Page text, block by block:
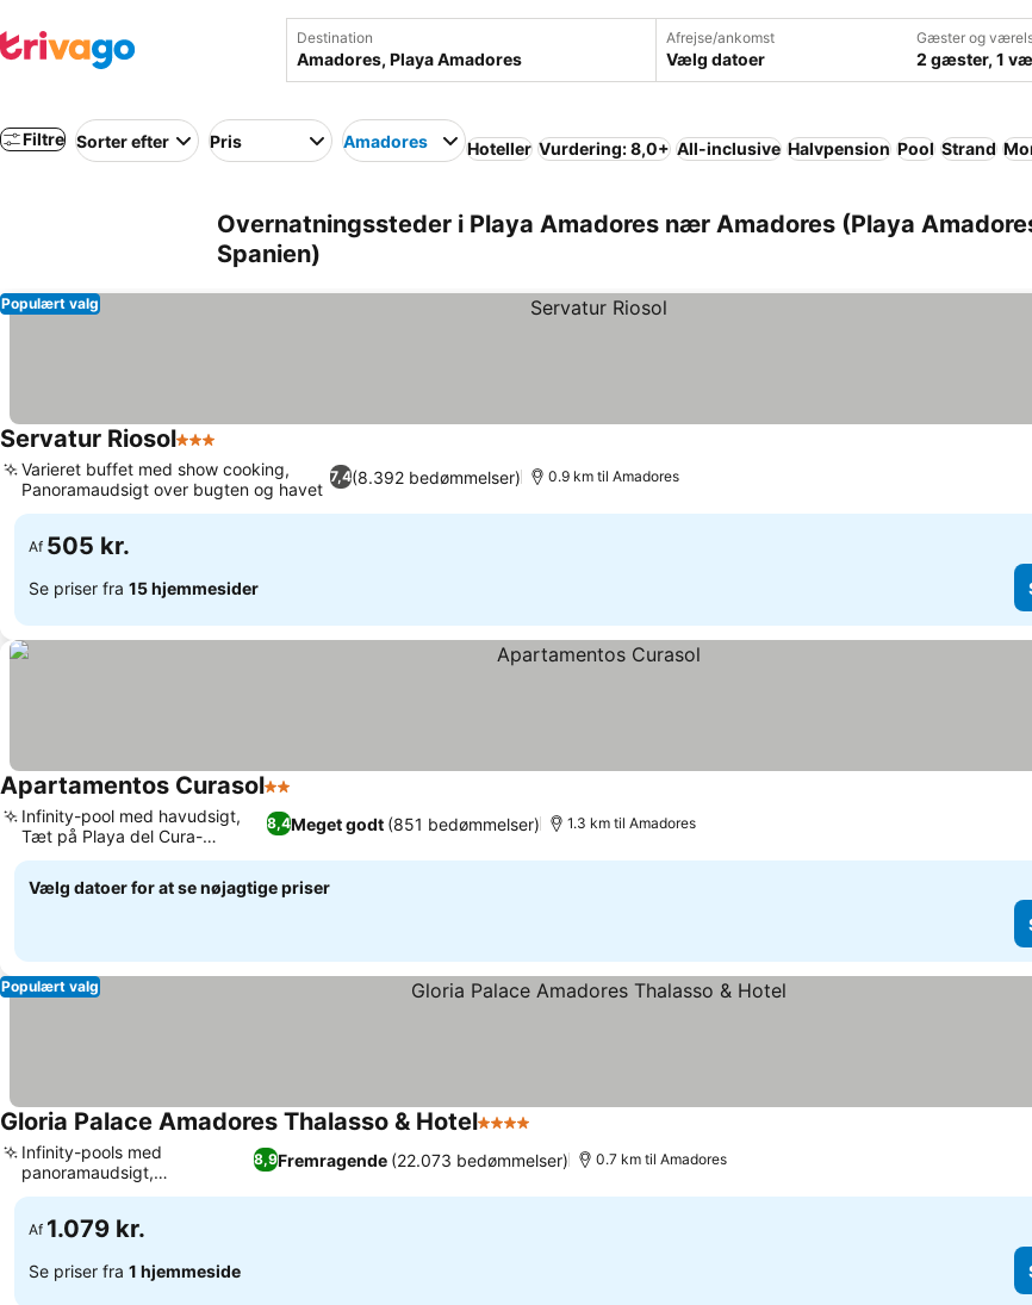
Destination Afrejse/ankomst
Vælg datoer
Gæster og
2 gæster, 1
Filtre Sorter efter Pris Amadores Hoteller Vurdering: 8,0+ All-inclusive Halvpension Pool Strand
Overnatningssteder i Playa Amadores nær Amadores (Playa
Spanien)
Populært valg
Servatur Riosol3 Stjerner
7,4(8.392 bedømmelser)
Varieret buffet med show cooking,
Panoramaudsigt over bugten og havet
0.9 km til Amadores
Af 505 kr.
Se priser fra 15 hjemmesider
Apartamentos Curasol2 Stjerner
8,4Meget godt (851 bedømmelser)
Infinity-pool med havudsigt,
Tæt på Playa del Cura-
stranden
1.3 km til Amadores
Vælg datoer for at se nøjagtige priser
Populært valg
Gloria Palace Amadores Thalasso & Hotel4 Stjerner
8,9Fremragende (22.073 bedømmelser)
Infinity-pools med
panoramaudsigt,
Temabuffeter hver aften
0.7 km til Amadores
Af 1.079 kr.
Se priser fra 1 hjemmeside